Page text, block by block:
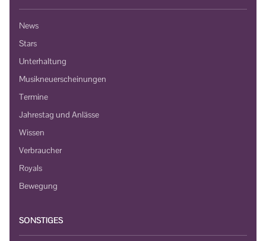
News
Stars
Unterhaltung
Musikneuerscheinungen
Termine
Jahrestag und Anlässe
Wissen
Verbraucher
Royals
Bewegung
SONSTIGES